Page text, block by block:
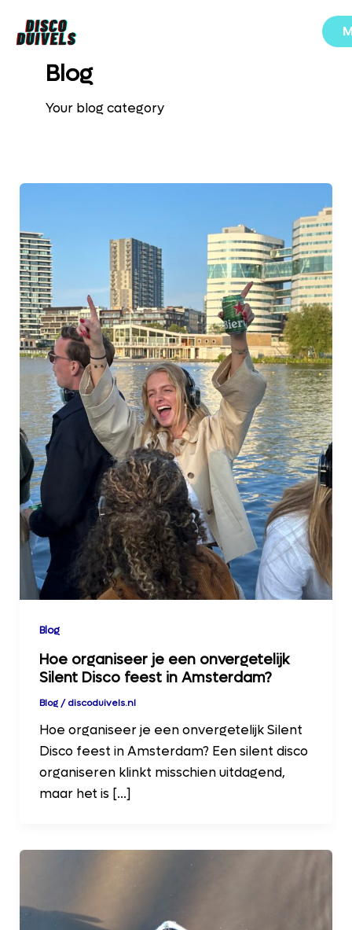
naar
Blog
Your blog category
Blog
Hoe organiseer je een onvergetelijk
Silent Disco feest in Amsterdam?
Blog/ discoduivels.nl
Hoe organiseer je een onvergetelijk Silent
Disco feest in Amsterdam? Een silent disco
organiseren klinkt misschien uitdagend,
maar het is […]